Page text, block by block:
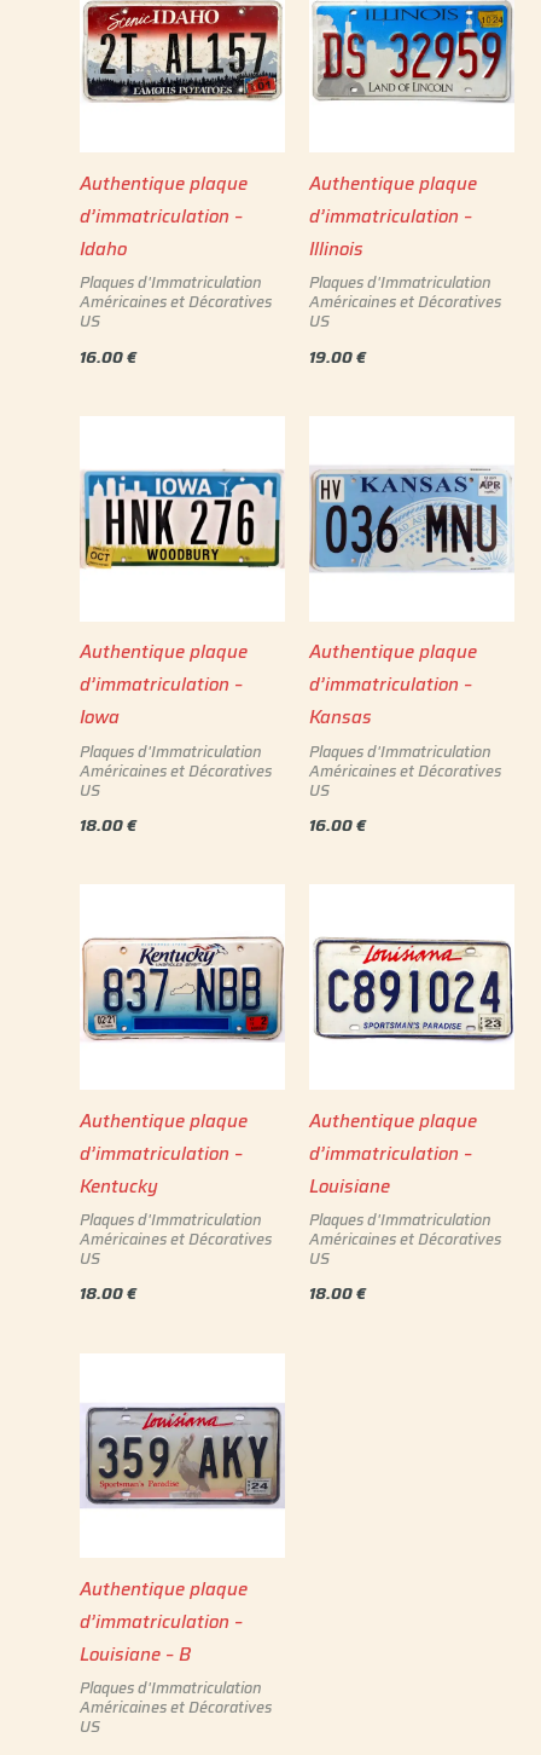
Authentique plaque
d’immatriculation –
Idaho
Plaques d'Immatriculation
Américaines et Décoratives
US
16.00€
Authentique plaque
d’immatriculation –
Illinois
Plaques d'Immatriculation
Américaines et Décoratives
US
19.00€
Authentique plaque
d’immatriculation –
Iowa
Plaques d'Immatriculation
Américaines et Décoratives
US
18.00€
Authentique plaque
d’immatriculation –
Kansas
Plaques d'Immatriculation
Américaines et Décoratives
US
16.00€
Authentique plaque
d’immatriculation –
Kentucky
Plaques d'Immatriculation
Américaines et Décoratives
US
18.00€
Authentique plaque
d’immatriculation –
Louisiane
Plaques d'Immatriculation
Américaines et Décoratives
US
18.00€
Authentique plaque
d’immatriculation –
Louisiane – B
Plaques d'Immatriculation
Américaines et Décoratives
US